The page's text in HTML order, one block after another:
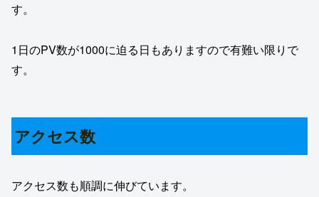
す。
1日のPV数が1000に迫る日もありますので有難い限りで
す。
アクセス数
アクセス数も順調に伸びています。